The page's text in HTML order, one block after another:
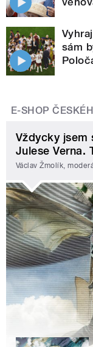
sám
E-SHOP
Vždycky jsem
Julese Verna.
Václav Žmolík,